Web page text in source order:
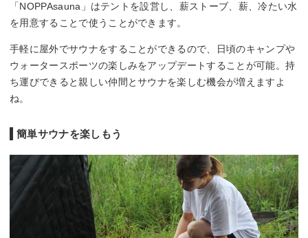
「NOPPAsauna」はテントを設営し、薪ストーブ、薪、冷たい水
を用意することで使うことができます。
手軽に屋外でサウナをすることができるので、日頃のキャンプや
ウォータースポーツの楽しみをアップデートすることが可能。持
ち運びできると親しい仲間とサウナを楽しむ機会が増えますよ
ね。
簡単サウナを楽しもう